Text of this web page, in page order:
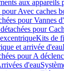
aux appareils
pour Avec caches
pour Vannes
pour
Kits de
et arrivée d'eau
pour A
d'eau